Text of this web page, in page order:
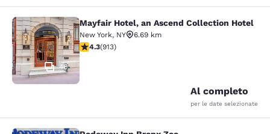
Mayfair Hotel, an Ascend
46
Mayfair Hotel, an Ascend Collection Hotel
New York, NY
6.69 km
Valutazione di 4.33 stelle. Ottimo. 913 recensioni
4.3(913)
Al completo
per le date selezionate